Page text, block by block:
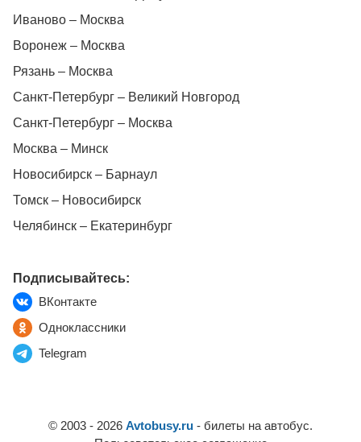
Иваново – Москва
Воронеж – Москва
Рязань – Москва
Санкт-Петербург – Великий Новгород
Санкт-Петербург – Москва
Москва – Минск
Новосибирск – Барнаул
Томск – Новосибирск
Челябинск – Екатеринбург
Подписывайтесь:
ВКонтакте
Одноклассники
Telegram
© 2003 - 2026 Avtobusy.ru - билеты на автобус.